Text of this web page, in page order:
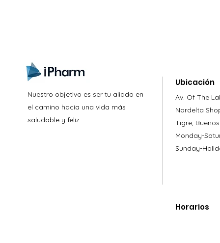
Nuestro objetivo es ser tu aliado en
el camino hacia una vida más
saludable y feliz.
Ubicación
Av. Of The
Nordelta
Tigre,
Monday-
Sunday-
Horarios